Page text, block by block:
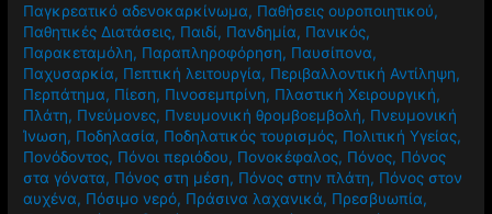
Παγκρεατικό αδενοκαρκίνωμα, Παθήσεις ουροποιητικού,
Παθητικές Διατάσεις, Παιδί, Πανδημία, Πανικός,
Παρακεταμόλη, Παραπληροφόρηση, Παυσίπονα,
Παχυσαρκία, Πεπτική λειτουργία, Περιβαλλοντική Αντίληψη,
Περπάτημα, Πίεση, Πινοσεμπρίνη, Πλαστική Χειρουργική,
Πλάτη, Πνεύμονες, Πνευμονική θρομβοεμβολή, Πνευμονική
Ίνωση, Ποδηλασία, Ποδηλατικός τουρισμός, Πολιτική Υγείας,
Πονόδοντος, Πόνοι περιόδου, Πονοκέφαλος, Πόνος, Πόνος
στα γόνατα, Πόνος στη μέση, Πόνος στην πλάτη, Πόνος στον
αυχένα, Πόσιμο νερό, Πράσινα λαχανικά, Πρεσβυωπία,